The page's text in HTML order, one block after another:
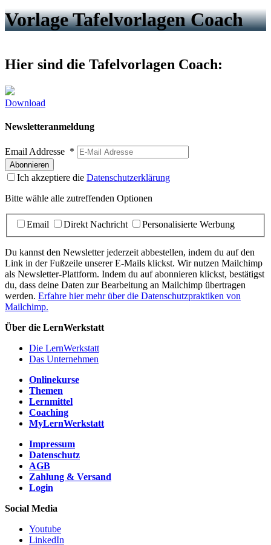
Vorlage Tafelvorlagen Coach
Hier sind die Tafelvorlagen Coach:
Download
Newsletteranmeldung
Email Addresse *
Ich akzeptiere die Datenschutzerklärung
Bitte wähle alle zutreffenden Optionen
Email Direkt Nachricht Personalisierte Werbung
Du kannst den Newsletter jederzeit abbestellen, indem du auf den
Link in der Fußzeile unserer E-Mails klickst. Wir nutzen Mailchimp
als Newsletter-Plattform. Indem du auf abonnieren klickst, bestätigst
du, dass deine Daten zur Bearbeitung an Mailchimp übertragen
werden. Erfahre hier mehr über die Datenschutzpraktiken von
Mailchimp.
Über die LernWerkstatt
Die LernWerkstatt
Das Unternehmen
Onlinekurse
Themen
Lernmittel
Coaching
MyLernWerkstatt
Impressum
Datenschutz
AGB
Zahlung & Versand
Login
Social Media
Youtube
LinkedIn